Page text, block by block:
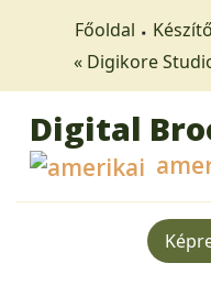
Főoldal
« Digikore
Digital